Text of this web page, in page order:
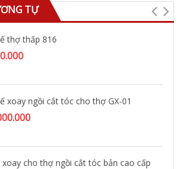
TỰ
thợ thấp 816
xoay ngồi cắt tóc cho thợ GX-01
cho thợ ngồi cắt tóc bản cao cấp